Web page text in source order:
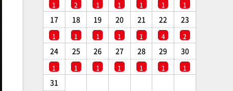
1 2 1 1 1 1 1
17
1
18
1
19
1
20
1
21
1
22
4
23
2
24
1
25
1
26
1
27
1
28
1
29
1
30
1
31